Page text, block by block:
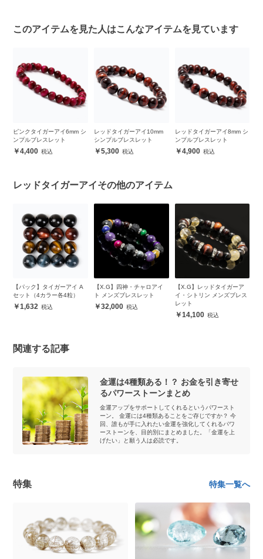
このアイテムを見た人はこんなアイテムを見ています
シ
レッドタイガーアイ10mm
シンプルブレスレット
5,300
レッドタイガーアイ8mm シ
ンプルブレスレット
4,900
【X.G】スタイリッシュブ
レス ガーネット
10,900
レッドタイガーアイその他のアイテム
ーアイ A
4粒）
【X.G】四神・チャロアイ
ト メンズブレスレット
32,000
【X.G】レッドタイガーア
イ・シトリン メンズブレス
レット
レッドタイガーアイ・
ックオニキス デザイン
6,600
関連する記事
金運は4種類ある！？ お金を引き寄せ
るパワーストーンまとめ
金運アップをサポートしてくれるというパワースト
ーン。 金運には4種類あることをご存じですか？ 今
回、誰もが手に入れたい金運を強化してくれるパワ
ーストーンを、目的別にまとめました。「金運を上
げたい」と願う人は必読です。
特集 特集一覧へ